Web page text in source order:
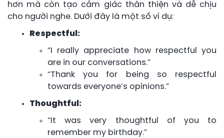
hơn mà còn tạo cảm giác thân thiện và dễ chịu
cho người nghe. Dưới đây là một số ví dụ:
Respectful:
“I really appreciate how respectful you
are in our conversations.”
“Thank you for being so respectful
towards everyone’s opinions.”
Thoughtful:
“It was very thoughtful of you to
remember my birthday.”